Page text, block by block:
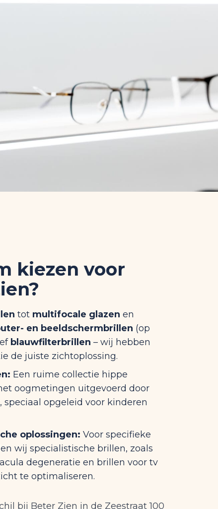
kiezen voor
tot multifocale glazen en
en beeldschermbrillen (op
blauwfilterbrillen – wij hebben
de juiste zichtoplossing.
Een ruime collectie hippe
oogmetingen uitgevoerd door
speciaal opgeleid voor kinderen
oplossingen: Voor specifieke
wij specialistische brillen, zoals
degeneratie en brillen voor tv
te optimaliseren.
bij Beter Zien in de Zeestraat 100